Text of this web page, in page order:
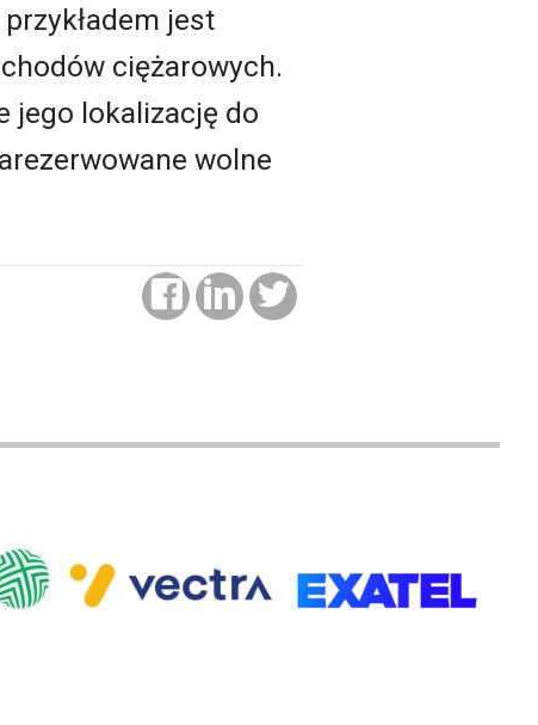
jest
ciężarowych.
jego lokalizację do
wolne